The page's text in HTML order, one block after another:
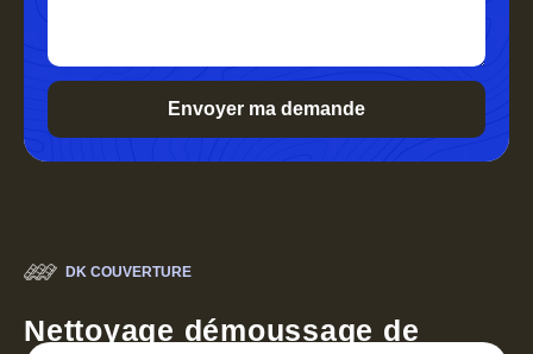
DK COUVERTURE
Nettoyage démoussage de